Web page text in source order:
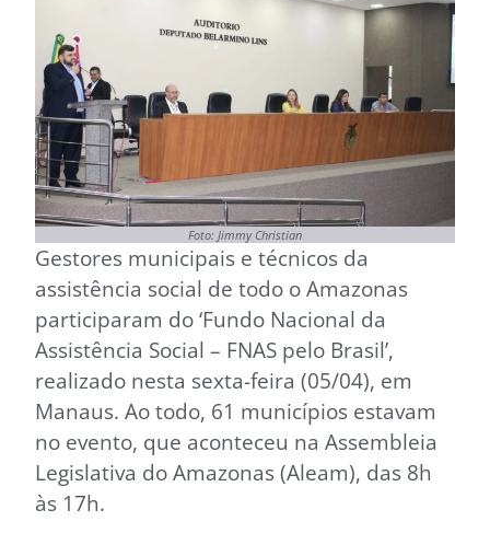
Foto: Jimmy Christian
Gestores municipais e técnicos da
assistência social de todo o Amazonas
participaram do ‘Fundo Nacional da
Assistência Social – FNAS pelo Brasil’,
realizado nesta sexta-feira (05/04), em
Manaus. Ao todo, 61 municípios estavam
no evento, que aconteceu na Assembleia
Legislativa do Amazonas (Aleam), das 8h
às 17h.